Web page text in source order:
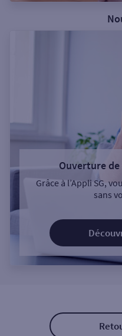
Ouverture
Grâce à l’Appli SG,
sans